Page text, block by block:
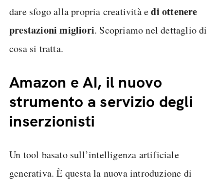
dare sfogo alla propria creatività edi ottenere
prestazioni migliori. Scopriamo nel dettaglio di
cosa si tratta.
Amazon e AI, il nuovo
strumento a servizio degli
inserzionisti
Un tool basato sull’intelligenza artificiale
generativa. È questa la nuova introduzione di